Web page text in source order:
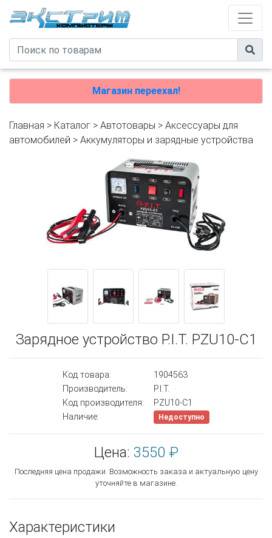
Магазин переехал!
Главная > Каталог > Автотовары > Аксессуары для
автомобилей > Аккумуляторы и зарядные устройства
Зарядное устройство P.I.T. PZU10-C1
Код товара:
1904563
Производитель:
P.I.T.
Код производителя:
PZU10-C1
Наличие:
Недоступно
Цена: 3550 ₽
Последняя цена продажи. Возможность заказа и актуальную цену
уточняйте в магазине.
Характеристики